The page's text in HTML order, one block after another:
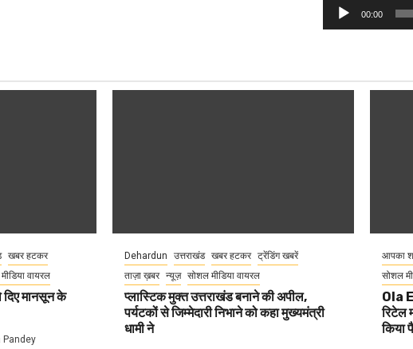
00:00
खबर हटकर
वायरल
दिए मानसून के
Pandey
Dehardun उत्तराखंड खबर हटकर ट्रेंडिंग खबरें
ताज़ा ख़बर न्यूज़ सोशल मीडिया वायरल
प्लास्टिक मुक्त उत्तराखंड बनाने की अपील,
पर्यटकों से जिम्मेदारी निभाने को कहा मुख्यमंत्री
धामी ने
आपका
सोशल
Ola
रिटेल
किया